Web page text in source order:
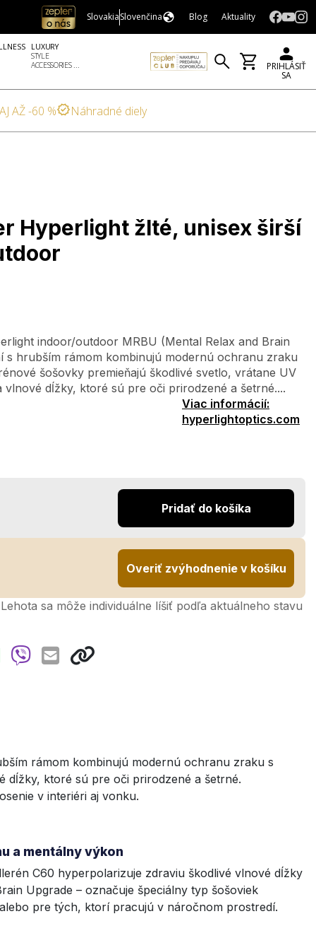
SlovakiaSlovenčina Blog Aktuality
LUXURY
STYLE
ACCESSORIES ...
PRIHLÁSIŤ
SA
AŽ -60 % Náhradné diely
Hyperlight žlté, unisex širší
indoor/outdoor MRBU (Mental Relax and Brain
s hrubším rámom kombinujú modernú ochranu zraku
šošovky premieňajú škodlivé svetlo, vrátane UV
vlnové dĺžky, ktoré sú pre oči prirodzené a šetrné....
Viac informácií:
hyperlightoptics.com
Pridať do košíka
Overiť zvýhodnenie v košíku
sa môže individuálne líšiť podľa aktuálneho stavu
rámom kombinujú modernú ochranu zraku s
dĺžky, ktoré sú pre oči prirodzené a šetrné.
v interiéri aj vonku.
a mentálny výkon
C60 hyperpolarizuje zdraviu škodlivé vlnové dĺžky
Upgrade – označuje špeciálny typ šošoviek
pre tých, ktorí pracujú v náročnom prostredí.